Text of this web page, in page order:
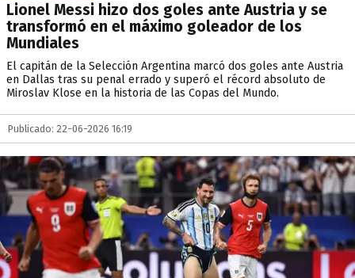
Lionel Messi hizo dos goles ante Austria y se
transformó en el máximo goleador de los
Mundiales
El capitán de la Selección Argentina marcó dos goles ante Austria
en Dallas tras su penal errado y superó el récord absoluto de
Miroslav Klose en la historia de las Copas del Mundo.
Publicado: 22-06-2026 16:19